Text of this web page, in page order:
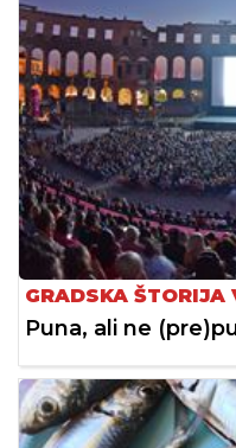
GRADSKA ŠTORIJA
Puna, ali ne